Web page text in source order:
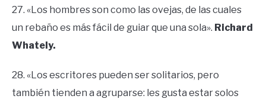
27. «Los hombres son como las ovejas, de las cuales
un rebaño es más fácil de guiar que una sola». Richard
Whately.
28. «Los escritores pueden ser solitarios, pero
también tienden a agruparse: les gusta estar solos